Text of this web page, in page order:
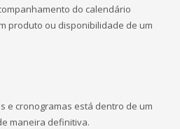
do calendário
produto ou disponibilidade de um
e cronogramas está dentro de um
maneira definitiva.